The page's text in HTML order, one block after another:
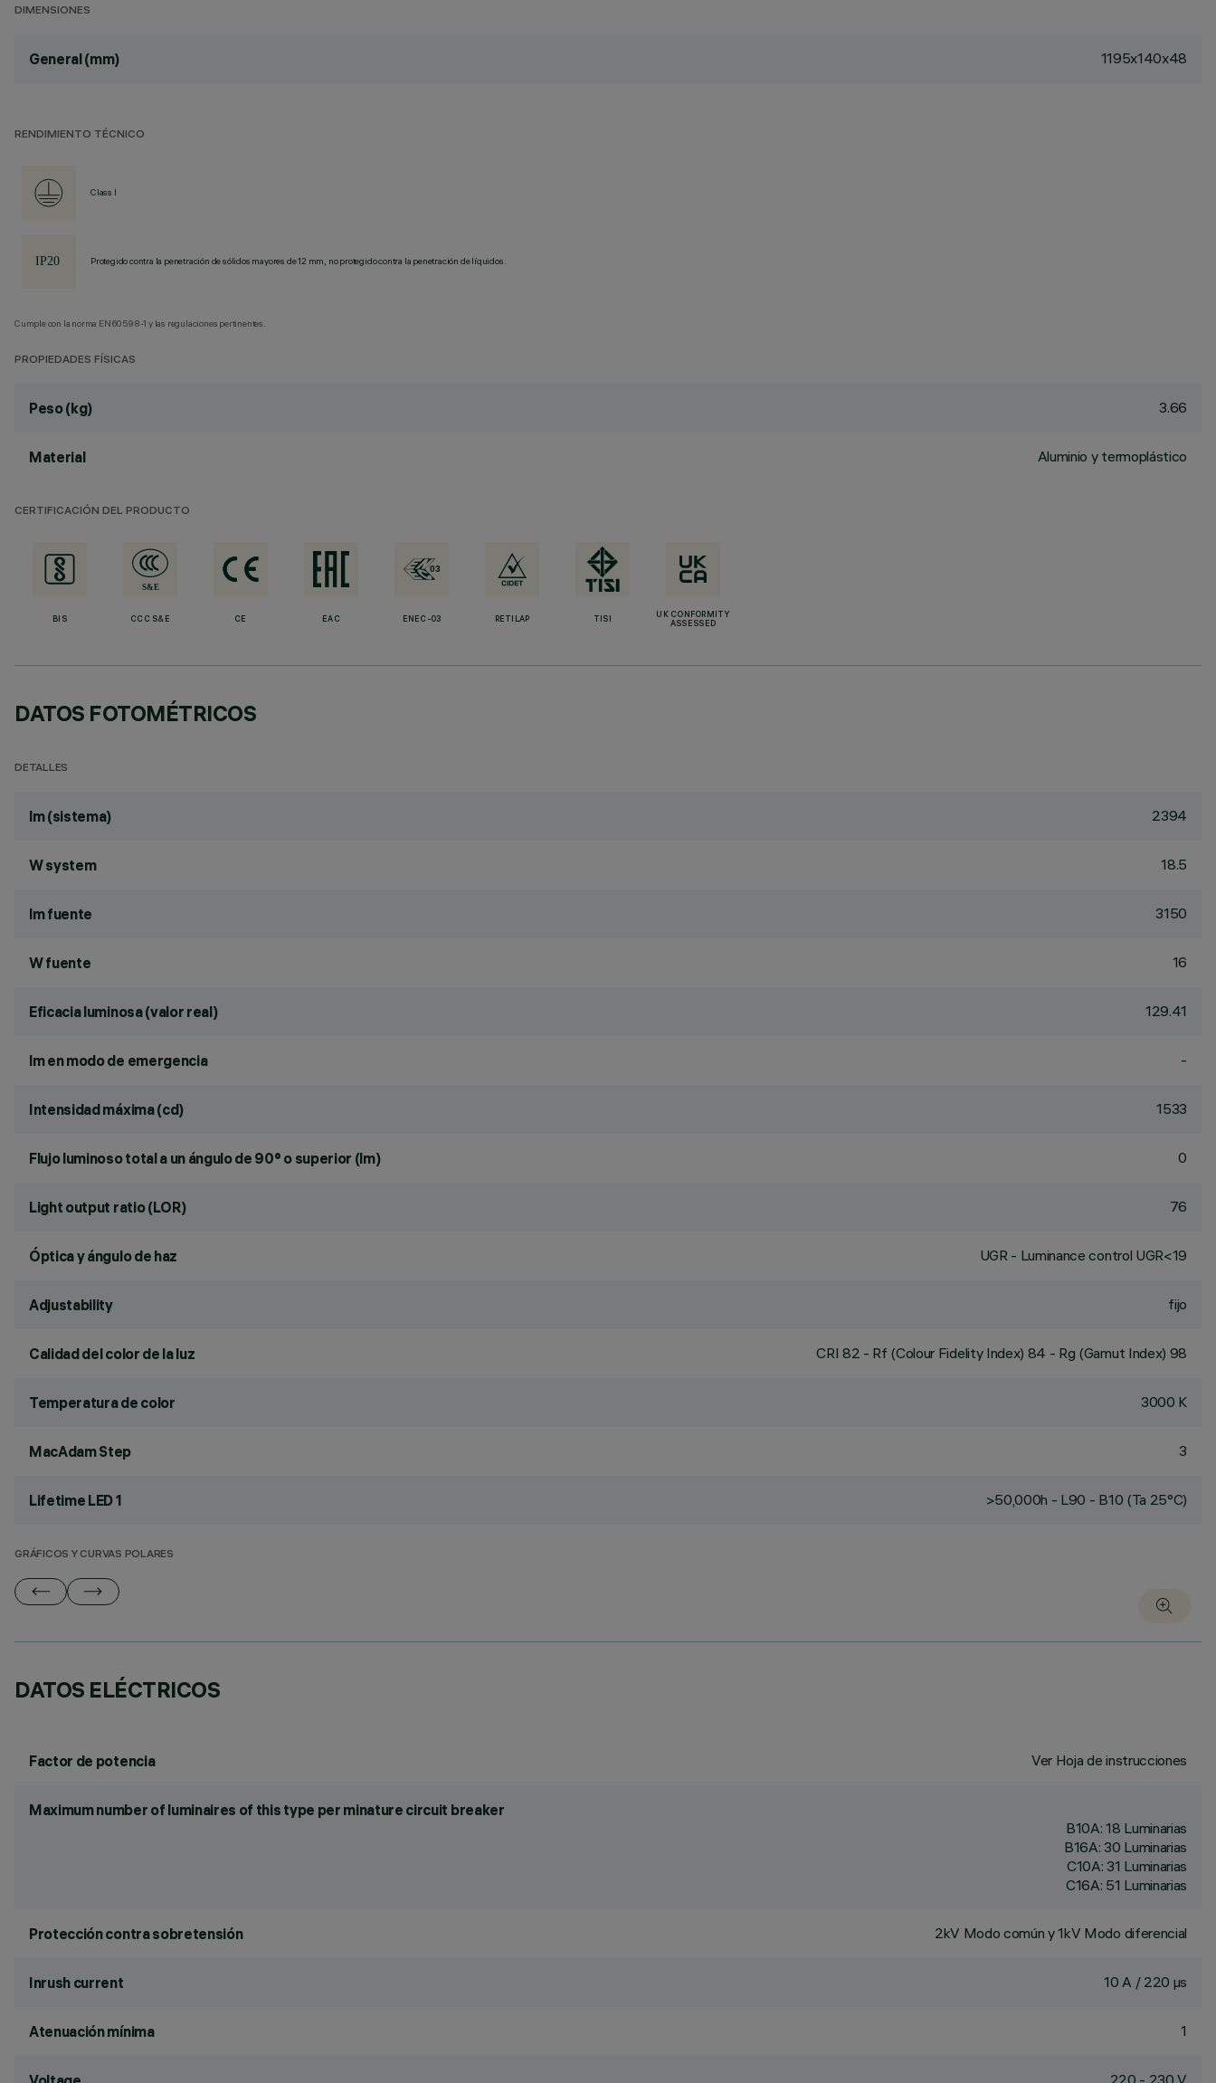
DIMENSIONES
General (mm) 1195x140x48
RENDIMIENTO TÉCNICO
Class I
Protegido contra la penetración de sólidos mayores de 12 mm, no protegido contra la penetración de líquidos.
Cumple con la norma EN60598-1 y las regulaciones pertinentes.
PROPIEDADES FÍSICAS
Peso (kg) 3.66
Material Aluminio y termoplástico
CERTIFICACIÓN DEL PRODUCTO
BIS CCC S&E CE EAC ENEC-03 RETILAP TISI
UK CONFORMITY
ASSESSED
DATOS FOTOMÉTRICOS
DETALLES
lm (sistema) 2394
W system 18.5
lm fuente 3150
W fuente 16
Eficacia luminosa (valor real) 129.41
lm en modo de emergencia -
Intensidad máxima (cd) 1533
Flujo luminoso total a un ángulo de 90° o superior (lm) 0
Light output ratio (LOR) 76
Óptica y ángulo de haz UGR - Luminance control UGR<19
Adjustability fijo
Calidad del color de la luz CRI 82 - Rf (Colour Fidelity Index) 84 - Rg (Gamut Index) 98
Temperatura de color 3000 K
MacAdam Step 3
Lifetime LED 1 >50,000h - L90 - B10 (Ta 25°C)
GRÁFICOS Y CURVAS POLARES
DATOS ELÉCTRICOS
Factor de potencia Ver Hoja de instrucciones
Maximum number of luminaires of this type per minature circuit breaker
B10A: 18 Luminarias
B16A: 30 Luminarias
C10A: 31 Luminarias
C16A: 51 Luminarias
Protección contra sobretensión 2kV Modo común y 1kV Modo diferencial
Inrush current 10 A / 220 µs
Atenuación mínima 1
220 - 230 V